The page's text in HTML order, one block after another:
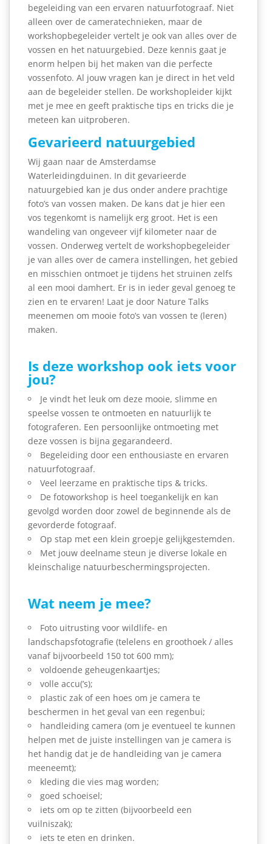
begeleiding van een ervaren natuurfotograaf. Niet
alleen over de cameratechnieken, maar de
workshopbegeleider vertelt je ook van alles over de
vossen en het natuurgebied. Deze kennis gaat je
enorm helpen bij het maken van die perfecte
vossenfoto. Al jouw vragen kan je direct in het veld
aan de begeleider stellen. De workshopleider kijkt
met je mee en geeft praktische tips en tricks die je
meteen kan uitproberen.
Gevarieerd natuurgebied
Wij gaan naar de Amsterdamse
Waterleidingduinen. In dit gevarieerde
natuurgebied kan je dus onder andere prachtige
foto’s van vossen maken. De kans dat je hier een
vos tegenkomt is namelijk erg groot. Het is een
wandeling van ongeveer vijf kilometer naar de
vossen. Onderweg vertelt de workshopbegeleider
je van alles over de camera instellingen, het gebied
en misschien ontmoet je tijdens het struinen zelfs
al een mooi damhert. Er is in ieder geval genoeg te
zien en te ervaren! Laat je door Nature Talks
meenemen om mooie foto’s van vossen te (leren)
maken.
Is deze workshop ook iets voor
jou?
Je vindt het leuk om deze mooie, slimme en
speelse vossen te ontmoeten en natuurlijk te
fotograferen. Een persoonlijke ontmoeting met
deze vossen is bijna gegarandeerd.
Begeleiding door een enthousiaste en ervaren
natuurfotograaf.
Veel leerzame en praktische tips & tricks.
De fotoworkshop is heel toegankelijk en kan
gevolgd worden door zowel de beginnende als de
gevorderde fotograaf.
Op stap met een klein groepje gelijkgestemden.
Met jouw deelname steun je diverse lokale en
kleinschalige natuurbeschermingsprojecten.
Wat neem je mee?
Foto uitrusting voor wildlife- en
landschapsfotografie (telelens en groothoek / alles
vanaf bijvoorbeeld 150 tot 600 mm);
voldoende geheugenkaartjes;
volle accu(’s);
plastic zak of een hoes om je camera te
beschermen in het geval van een regenbui;
handleiding camera (om je eventueel te kunnen
helpen met de juiste instellingen van je camera is
het handig dat je de handleiding van je camera
meeneemt);
kleding die vies mag worden;
goed schoeisel;
iets om op te zitten (bijvoorbeeld een
vuilniszak);
iets te eten en drinken.